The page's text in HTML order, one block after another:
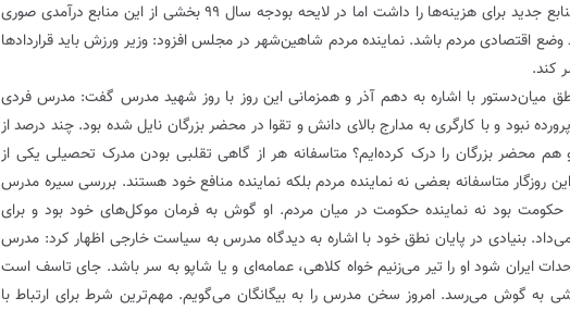
برای تامین هزینه‌های کشور و ایجاد منابع جدید برای هزینه‌ها را داشت اما در لایحه بودجه سال ۹۹ بخشی از این منابع درآمدی صوری
اقتصادی مردم باشد. نماینده مردم شاهین‌شهر در مجلس افزود: وزیر ورزش باید قراردادها
کند.
میان‌دستور با اشاره به دهم آذر و همزمانی این روز با روز شهید مدرس گفت: مدرس فردی
نبود و با کارگری به مدارج بالای دانش و تقوا در محضر بزرگان نایل شده بود. چند درصد از
محضر بزرگان را درک کرده‌ایم؟ متاسفانه هر از گاهی تقلبی بودن مدرک تحصیلی یکی از
روزگار متاسفانه بعضی نه نماینده مردم بلکه نماینده منافع خود هستند. بررسی سیره مدرس
حکومت بود نه نماینده حکومت در میان مردم. او گوش به فرمان موکل‌های خود بود و برای
بنیادی در پایان نطق خود با اشاره به دیدگاه مدرس به سیاست خارجی اظهار کرد: مدرس
ایران شود او را تیر می‌زنیم خواه کلاهی، عمامه‌ای و یا شاپو به سر باشد. جای تاسف است
به گوش می‌رسد. امروز سخن مدرس را به بیگانگان می‌گویم. مهم‌ترین شرط برای ارتباط با